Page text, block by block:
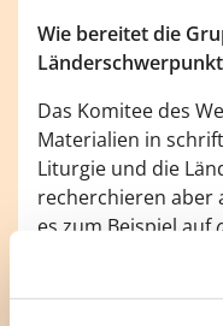
Wie bereitet die
Das Komitee des
Materialien in
Liturgie und die
recherchieren aber
es zum Beispiel auf
Kulturreportagen
Bronzen. Und wir